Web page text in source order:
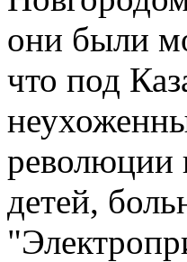
они были
что под
революции
детей,